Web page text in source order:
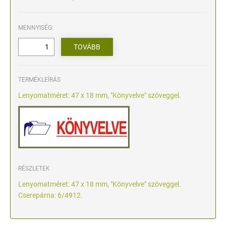
MENNYISÉG:
TERMÉKLEÍRÁS
Lenyomatméret: 47 x 18 mm, "Könyvelve" szöveggel.
RÉSZLETEK
Lenyomatméret: 47 x 18 mm, "Könyvelve" szöveggel.
Cserepárna: 6/4912.